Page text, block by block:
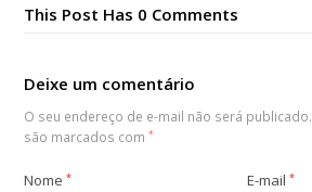
This Post Has 0 Comments
Deixe um comentário
O seu endereço de e-mail não será publicado.
são marcados com*
Nome* E-mail*